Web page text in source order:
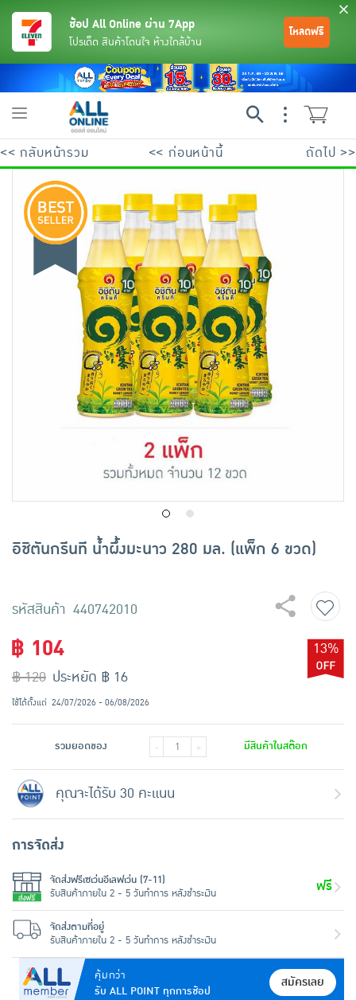
เครื่องดื่มและผงชงดื่ม
เครื่องปรุงรสและของแห้ง
ขนมขบเคี้ยว และช็อคโกแลต
พระเครื่อง test pop
ช้อป All Online ผ่าน 7App
โปรเด็ด สินค้าโดนใจ ห้างใกล้บ้าน
โหลดฟรี
Toggle
<< กลับหน้ารวม << ก่อนหน้านี้ ถัดไป >>
อิชิตันกรีนที น้ำผึ้งมะนาว 280 มล. (แพ็ก 6 ขวด)
รหัสสินค้า 440742010
คุ้มกว่า
รับ ALL POINT ทุกการช้อป
สมัครเลย
฿ 104
฿ 120
13%
ประหยัด ฿ 16
ใช้ได้ตั้งแต่ 24/07/2026 - 06/08/2026
รวมยอดของ - + มีสินค้าในสต๊อก
คุณจะได้รับ 30 คะแนน
การจัดส่ง
จัดส่งฟรีเซเว่นอีเลฟเว่น (7-11)
รับสินค้าภายใน 2 - 5 วันทำการ หลังชำระเงิน
ฟรี
จัดส่งตามที่อยู่
รับสินค้าภายใน 2 - 5 วันทำการ หลังชำระเงิน